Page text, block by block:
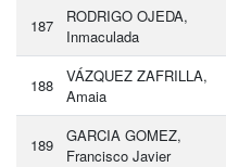
187
RODRIGO OJEDA,
Inmaculada
188
VÁZQUEZ ZAFRILLA,
Amaia
189
GARCIA GOMEZ,
Francisco Javier